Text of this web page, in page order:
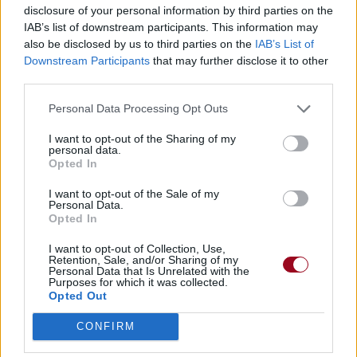
disclosure of your personal information by third parties on the
IAB’s list of downstream participants. This information may
also be disclosed by us to third parties on the IAB’s List of
Downstream Participants that may further disclose it to other
Personal Data Processing Opt Outs
I want to opt-out of the Sharing of my
personal data.
Opted In
I want to opt-out of the Sale of my
Personal Data.
Opted In
I want to opt-out of Collection, Use,
Retention, Sale, and/or Sharing of my
Personal Data that Is Unrelated with the
Purposes for which it was collected.
Opted Out
CONFIRM
Chanson sans vidéo Concert/Live Concert/Live
Paroles + Traduction Téléchargement
Vidéos
Commentaires